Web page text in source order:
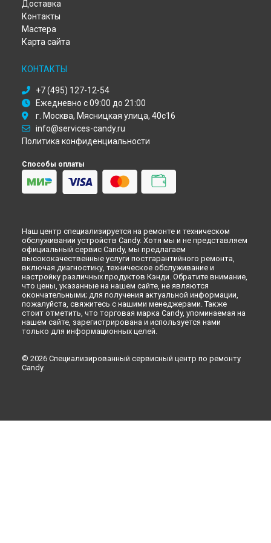
Ремонт водонагревателя CTR 50 RS Candy в
Ремонт водонагревателя CTR 50 RS Candy в
Ремонт водонагревателя CTR 50 RS Candy в
Ремонт водонагревателя CTR 50 RS Candy в
Ремонт водонагревателя CTR 50 RS Candy в
Ремонт водонагревателя CTR 50 RS Candy в
Челнах
Ремонт водонагревателя CTR 50 RS Candy в
Доставка
Контакты
Мастера
Карта сайта
КОНТАКТЫ
+7 (495) 127-12-54
Ежедневно с 09:00 до 21:00
г. Москва, Мясницкая улица, 40с16
info@services-candy.ru
Политика конфиденциальности
Способы оплаты
Наш центр специализируется на ремонте и техническом
обслуживании устройств Candy. Хотя мы и не представляем
официальный сервис Candy, мы предлагаем
высококачественные услуги постгарантийного ремонта,
включая диагностику, техническое обслуживание и
настройку различных продуктов Кэнди. Обратите внимание,
что цены, указанные на нашем сайте, не являются
окончательными; для получения актуальной информации,
пожалуйста, свяжитесь с нашими менеджерами. Также
стоит отметить, что торговая марка Candy, упоминаемая на
нашем сайте, зарегистрирована и используется нами
только для информационных целей.
© 2026 Специализированный сервисный центр по ремонту
Candy.